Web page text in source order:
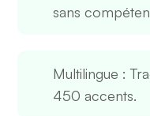
sans
Multilingue :
450 accents.